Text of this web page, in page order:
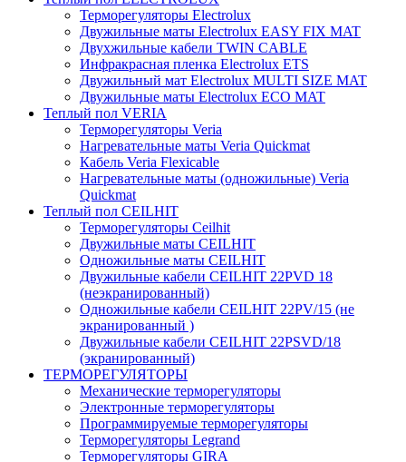
Терморегуляторы Electrolux
Двужильные маты Electrolux EASY FIX MAT
Двухжильные кабели TWIN CABLE
Инфракрасная пленка Electrolux ETS
Двужильный мат Electrolux MULTI SIZE MAT
Двужильные маты Electrolux ECO MAT
Теплый пол VERIA
Терморегуляторы Veria
Нагревательные маты Veria Quickmat
Кабель Veria Flexicable
Нагревательные маты (одножильные) Veria
Quickmat
Теплый пол CEILHIT
Терморегуляторы Ceilhit
Двужильные маты CEILHIT
Одножильные маты CEILHIT
Двужильные кабели CEILHIT 22PVD 18
(неэкранированный)
Одножильные кабели CEILHIT 22PV/15 (не
экранированный )
Двужильные кабели CEILHIT 22PSVD/18
(экранированный)
ТЕРМОРЕГУЛЯТОРЫ
Механические терморегуляторы
Электронные терморегуляторы
Программируемые терморегуляторы
Терморегуляторы Legrand
Терморегуляторы GIRA